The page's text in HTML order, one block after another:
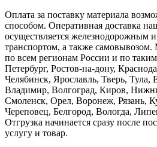
Оплата за поставку материала
способом. Оперативная доставка
осуществляется железнодорожным
транспортом, а также
по всем регионам России и по
Петербург, Ростов-на-дону,
Челябинск, Ярославль, Тверь, Тула,
Владимир, Волгоград, Киров,
Смоленск, Орел, Воронеж, Рязань,
Череповец, Белгород, Вологда,
Отгрузка начинается сразу после
услугу и товар.